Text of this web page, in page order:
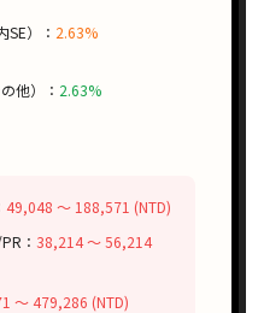
）： 2.63%
他）： 2.63%
49,048 〜 188,571 (NTD)
： 38,214 〜 56,214
〜 479,286 (NTD)